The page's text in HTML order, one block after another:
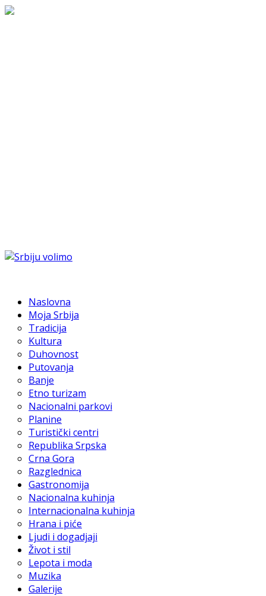
Naslovna
Moja Srbija
Tradicija
Kultura
Duhovnost
Putovanja
Banje
Etno turizam
Nacionalni parkovi
Planine
Turistički centri
Republika Srpska
Crna Gora
Razglednica
Gastronomija
Nacionalna kuhinja
Internacionalna kuhinja
Hrana i piće
Ljudi i dogadjaji
Život i stil
Lepota i moda
Muzika
Galerije